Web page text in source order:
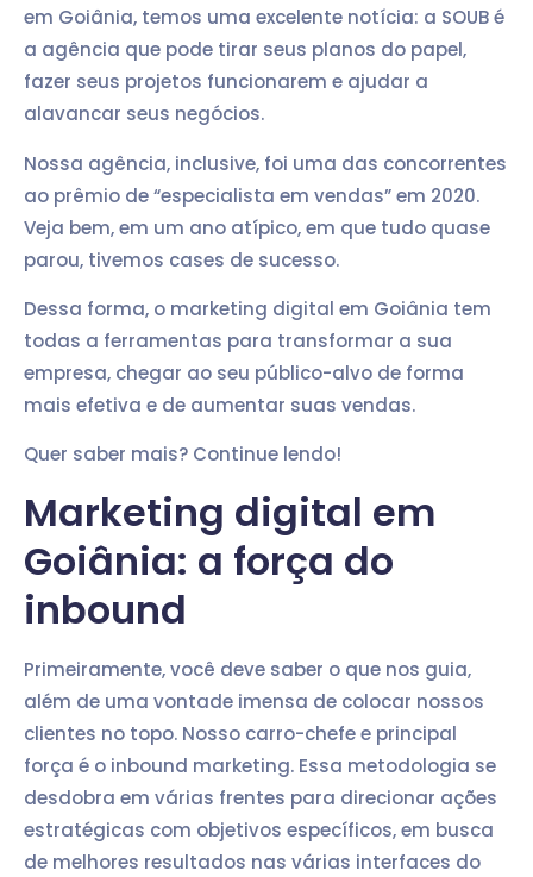
em Goiânia, temos uma excelente notícia: a SOUB é
a agência que pode tirar seus planos do papel,
fazer seus projetos funcionarem e ajudar a
alavancar seus negócios.
Nossa agência, inclusive, foi uma das concorrentes
ao prêmio de “especialista em vendas” em 2020.
Veja bem, em um ano atípico, em que tudo quase
parou, tivemos cases de sucesso.
Dessa forma, o marketing digital em Goiânia tem
todas a ferramentas para transformar a sua
empresa, chegar ao seu público-alvo de forma
mais efetiva e de aumentar suas vendas.
Quer saber mais? Continue lendo!
Marketing digital em
Goiânia: a força do
inbound
Primeiramente, você deve saber o que nos guia,
além de uma vontade imensa de colocar nossos
clientes no topo. Nosso carro-chefe e principal
força é o inbound marketing. Essa metodologia se
desdobra em várias frentes para direcionar ações
estratégicas com objetivos específicos, em busca
de melhores resultados nas várias interfaces do